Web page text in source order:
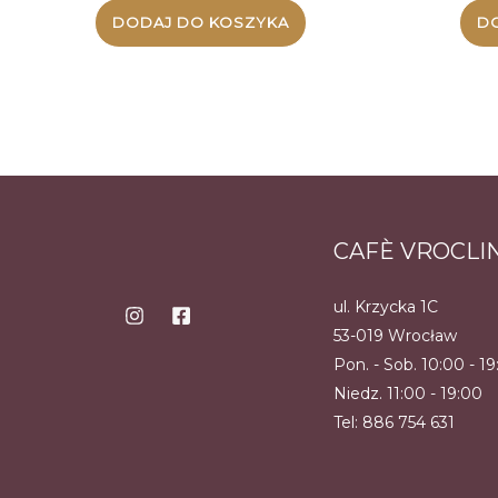
DODAJ DO KOSZYKA
CAFÈ
ul. Krzycka 1C
53-019 Wrocław
Pon. - Sob. 10:00 -
Niedz. 11:00 - 19:00
Tel: 886 754 631